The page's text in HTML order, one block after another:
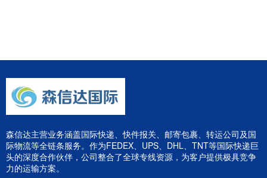
森信达主营业务涵盖国际快递、快件报关、邮寄包裹、转运公司及国
际物流等全链条服务。作为FEDEX、UPS、DHL、TNT等国际快递巨
头的深度合作伙伴，公司整合了全球专线资源，为客户提供极具竞争
力的运输方案。